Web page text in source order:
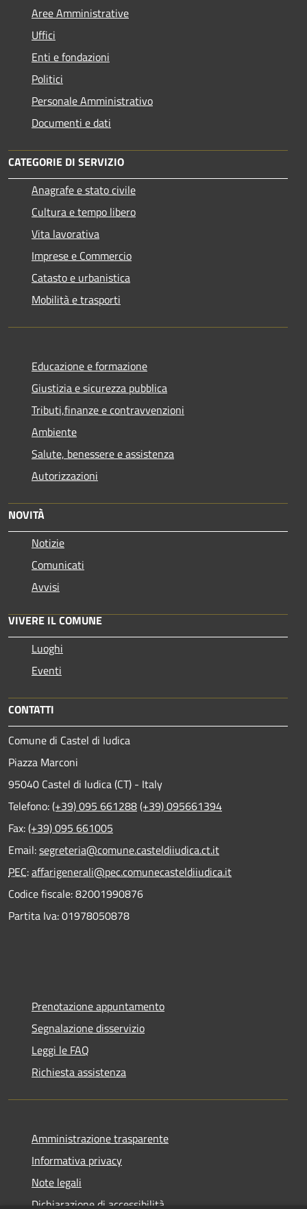
Aree Amministrative
Uffici
Enti e fondazioni
Politici
Personale Amministrativo
Documenti e dati
CATEGORIE DI SERVIZIO
Anagrafe e stato civile
Cultura e tempo libero
Vita lavorativa
Imprese e Commercio
Catasto e urbanistica
Mobilità e trasporti
Educazione e formazione
Giustizia e sicurezza pubblica
Tributi,finanze e contravvenzioni
Ambiente
Salute, benessere e assistenza
Autorizzazioni
NOVITÀ
Notizie
Comunicati
Avvisi
VIVERE IL COMUNE
Luoghi
Eventi
CONTATTI
Comune di Castel di Iudica
Piazza Marconi
95040 Castel di Iudica (CT) - Italy
Telefono:(+39) 095 661288(+39) 095661394
Fax:(+39) 095 661005
Email:segreteria@comune.casteldiiudica.ct.it
PEC:affarigenerali@pec.comunecasteldiiudica.it
Codice fiscale: 82001990876
Partita Iva: 01978050878
Prenotazione appuntamento
Segnalazione disservizio
Leggi le FAQ
Richiesta assistenza
Amministrazione trasparente
Informativa privacy
Note legali
Dichiarazione di accessibilità